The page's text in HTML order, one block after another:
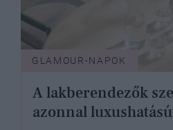
GLAMOUR-NAPOK
A lakberendezők
azonnal